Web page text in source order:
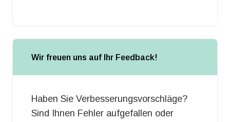
Wir freuen uns auf Ihr Feedback!
Haben Sie Verbesserungsvorschläge?
Sind Ihnen Fehler aufgefallen oder